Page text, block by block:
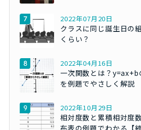
2022年07月20日
クラスに同じ誕生日の
くらい？
2022年04月16日
一次関数とは？
を例題でやさしく解説
2022年10月29日
相対度数と累積相対度
布表の例題でわかる【統